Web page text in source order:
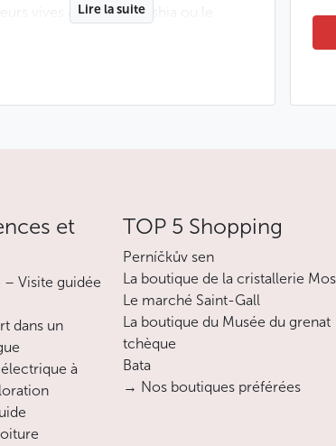
vives comme le fushia ou le
prendre son petit déjeuner au calme
ou pour simplement passer un
de détente près du bar de l’hôtel.
la salle de détente où vous
de confortables fauteuils ainsi
télévision et de la lecture, est
à tout moment de la journée et
nuit.
meilleures chambres de cet
Lire la suite
et
– Visite guidée
dans un
à
TOP 5 Shopping
Perníčkův sen
La boutique de la cristallerie
Le marché Saint-Gall
La boutique du Musée du grenat
tchèque
Bata
→ Nos boutiques préférées